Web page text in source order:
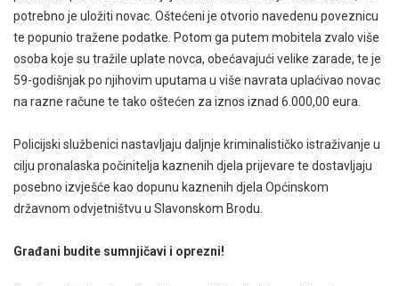
potrebno je uložiti novac. Oštećeni je otvorio navedenu poveznicu
te popunio tražene podatke. Potom ga putem mobitela zvalo više
osoba koje su tražile uplate novca, obećavajući velike zarade, te je
59-godišnjak po njihovim uputama u više navrata uplaćivao novac
na razne račune te tako oštećen za iznos iznad 6.000,00 eura.
Policijski službenici nastavljaju daljnje kriminalističko istraživanje u
cilju pronalaska počinitelja kaznenih djela prijevare te dostavljaju
posebno izvješće kao dopunu kaznenih djela Općinskom
državnom odvjetništvu u Slavonskom Brodu.
Građani budite sumnjičavi i oprezni!